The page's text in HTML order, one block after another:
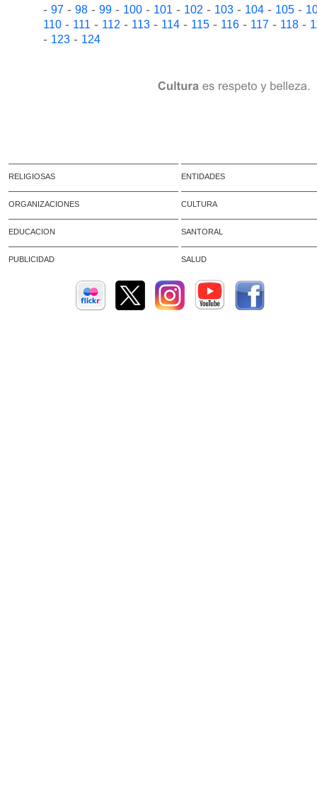
- 97- 98- 99- 100- 101- 102- 103- 104- 105-
110- 111- 112- 113- 114- 115- 116- 117- 118-
- 123- 124
RELIGIOSAS ENTIDADES
ORGANIZACIONES CULTURA
EDUCACION SANTORAL
PUBLICIDAD SALUD